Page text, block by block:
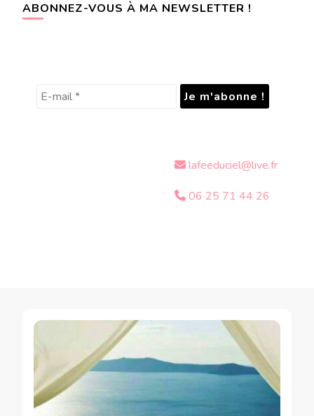
ABONNEZ-VOUS À MA NEWSLETTER !
lafeeduciel@live.fr
06 25 71 44 26